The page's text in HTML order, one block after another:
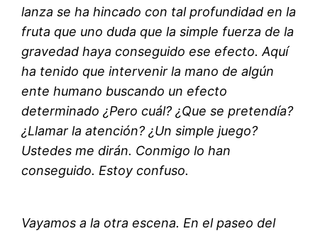
lanza se ha hincado con tal profundidad en la
fruta que uno duda que la simple fuerza de la
gravedad haya conseguido ese efecto. Aquí
ha tenido que intervenir la mano de algún
ente humano buscando un efecto
determinado ¿Pero cuál? ¿Que se pretendía?
¿Llamar la atención? ¿Un simple juego?
Ustedes me dirán. Conmigo lo han
conseguido. Estoy confuso.
Vayamos a la otra escena. En el paseo del